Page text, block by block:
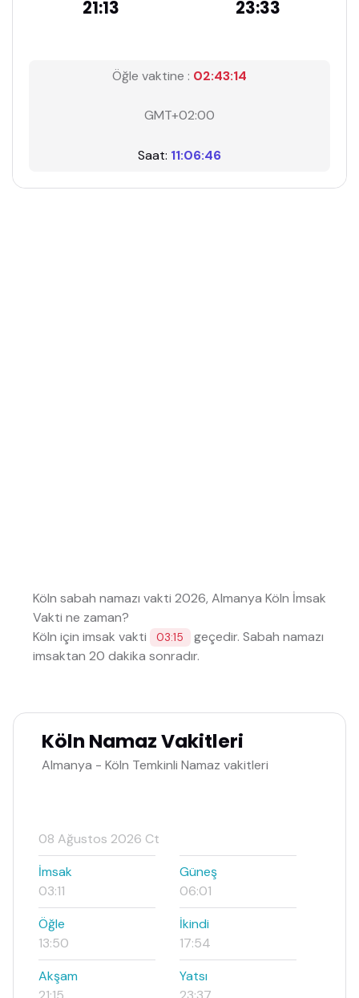
21:13 23:33
Öğle vaktine : 02:43:14
GMT+02:00
Saat: 11:06:46
Köln sabah namazı vakti 2026, Almanya Köln İmsak
Vakti ne zaman?
Köln için imsak vakti
03:15
geçedir. Sabah namazı
imsaktan 20 dakika sonradır.
Köln Namaz Vakitleri
Almanya - Köln Temkinli Namaz vakitleri
08 Ağustos 2026 Ct
İmsak
03:11
Güneş
06:01
Öğle
13:50
İkindi
17:54
Akşam
Yatsı